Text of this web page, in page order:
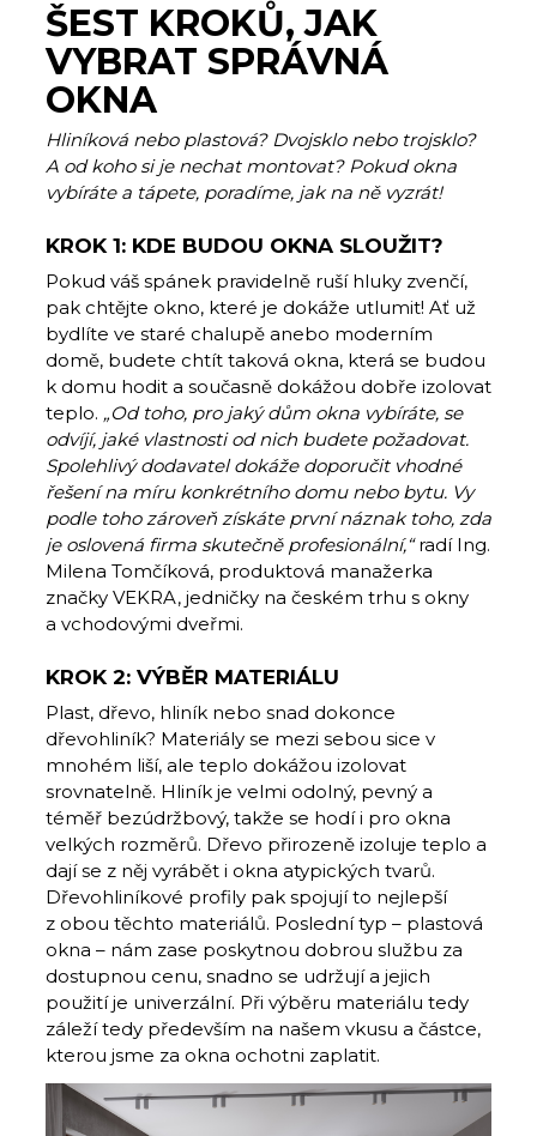
ŠEST KROKŮ, JAK
VYBRAT SPRÁVNÁ
OKNA
Hliníková nebo plastová? Dvojsklo nebo trojsklo?
A od koho si je nechat montovat? Pokud okna
vybíráte a tápete, poradíme, jak na ně vyzrát!
KROK 1: KDE BUDOU OKNA SLOUŽIT?
Pokud váš spánek pravidelně ruší hluky zvenčí,
pak chtějte okno, které je dokáže utlumit! Ať už
bydlíte ve staré chalupě anebo moderním
domě, budete chtít taková okna, která se budou
k domu hodit a současně dokážou dobře izolovat
teplo. „Od toho, pro jaký dům okna vybíráte, se
odvíjí, jaké vlastnosti od nich budete požadovat.
Spolehlivý dodavatel dokáže doporučit vhodné
řešení na míru konkrétního domu nebo bytu. Vy
podle toho zároveň získáte první náznak toho, zda
je oslovená firma skutečně profesionální,“radí Ing.
Milena Tomčíková, produktová manažerka
značky VEKRA, jedničky na českém trhu s okny
a vchodovými dveřmi.
KROK 2: VÝBĚR MATERIÁLU
Plast, dřevo, hliník nebo snad dokonce
dřevohliník? Materiály se mezi sebou sice v
mnohém liší, ale teplo dokážou izolovat
srovnatelně. Hliník je velmi odolný, pevný a
téměř bezúdržbový, takže se hodí i pro okna
velkých rozměrů. Dřevo přirozeně izoluje teplo a
dají se z něj vyrábět i okna atypických tvarů.
Dřevohliníkové profily pak spojují to nejlepší
z obou těchto materiálů. Poslední typ – plastová
okna – nám zase poskytnou dobrou službu za
dostupnou cenu, snadno se udržují a jejich
použití je univerzální. Při výběru materiálu tedy
záleží tedy především na našem vkusu a částce,
kterou jsme za okna ochotni zaplatit.